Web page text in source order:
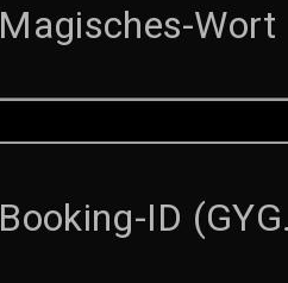
Magisches-Wort
Booking-ID